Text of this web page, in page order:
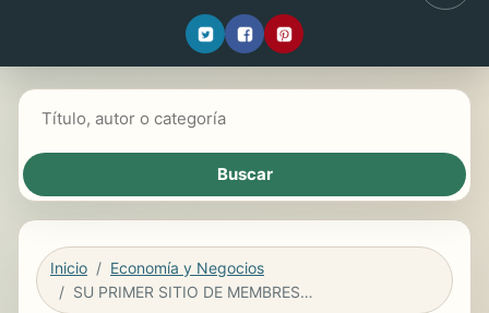
Inicio
Economía y Negocios
SU PRIMER SITIO DE MEMBRESÍA